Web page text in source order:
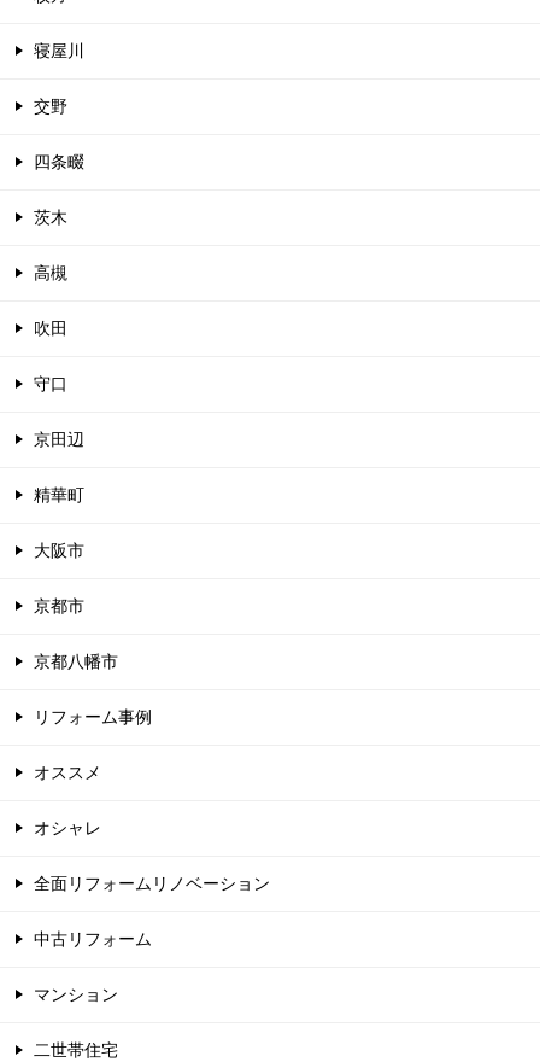
寝屋川
交野
四条畷
茨木
高槻
吹田
守口
京田辺
精華町
大阪市
京都市
京都八幡市
リフォーム事例
オススメ
オシャレ
全面リフォームリノベーション
中古リフォーム
マンション
二世帯住宅